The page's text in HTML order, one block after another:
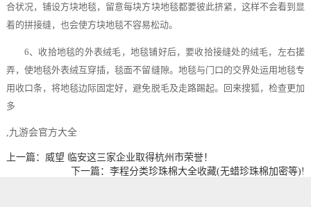
合状况，铺设方块地毯，留意每块方块地毯都要彼此挤紧，这样不会看到显
着的拼接缝，也会使方块地毯不容易松动。
6、收拾地毯的外表绒毛，地毯铺好后，要收拾接缝处的绒毛，左右搓
弄，使地毯外表绒互穿插，毯面不留缝隙。地毯与门口的交界处运用地毯专
用收口条，将地毯边际固定好，避免脱毛及走路踢起。回来搜狐，检查更加
多
,九游会官方大全
上一篇：威望 临安这三家企业取得杭州市荣誉！
下一篇：李程分类珍珠棉大全收藏(无蜡珍珠棉加密等)!